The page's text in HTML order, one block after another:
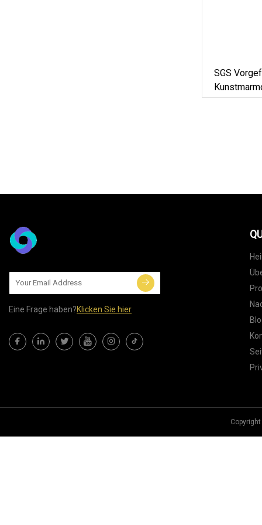
SGS
Weiß/
Eine Frage haben?Klicken Sie hier